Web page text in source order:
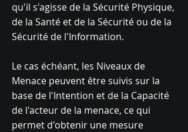
qu'il s'agisse de la Sécurité Physique,
de la Santé et de la Sécurité ou de la
Sécurité de l'Information.
Le cas échéant, les Niveaux de
Menace peuvent être suivis sur la
base de l'Intention et de la Capacité
de l'acteur de la menace, ce qui
permet d'obtenir une mesure